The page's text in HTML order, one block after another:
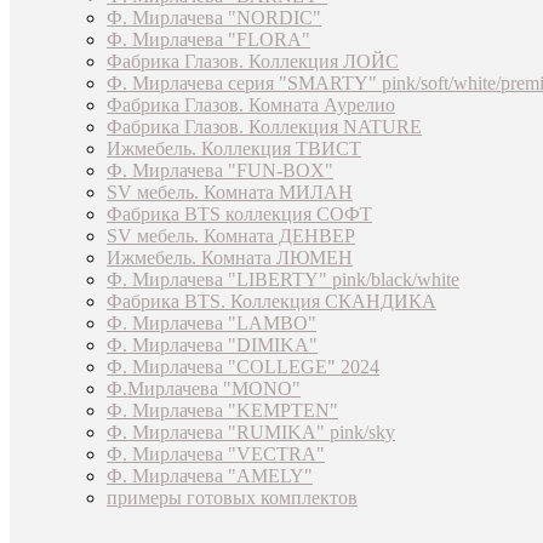
Ф. Мирлачева "NORDIC"
Ф. Мирлачева "FLORA"
Фабрика Глазов. Коллекция ЛОЙС
Ф. Мирлачева серия "SMARTY" pink/soft/white/
Фабрика Глазов. Комната Аурелио
Фабрика Глазов. Коллекция NATURE
Ижмебель. Коллекция ТВИСТ
Ф. Мирлачева "FUN-BOX"
SV мебель. Комната МИЛАН
Фабрика BTS коллекция СОФТ
SV мебель. Комната ДЕНВЕР
Ижмебель. Комната ЛЮМЕН
Ф. Мирлачева "LIBERTY" pink/black/white
Фабрика BTS. Коллекция СКАНДИКА
Ф. Мирлачева "LAMBO"
Ф. Мирлачева "DIMIKA"
Ф. Мирлачева "COLLEGE" 2024
Ф.Мирлачева "MONO"
Ф. Мирлачева "KEMPTEN"
Ф. Мирлачева "RUMIKA" pink/sky
Ф. Мирлачева "VECTRA"
Ф. Мирлачева "AMELY"
примеры готовых комплектов